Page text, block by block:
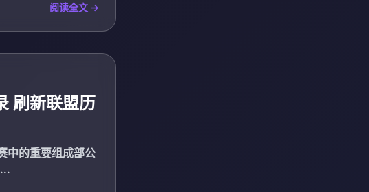
阅读全文 →
刷新联盟历